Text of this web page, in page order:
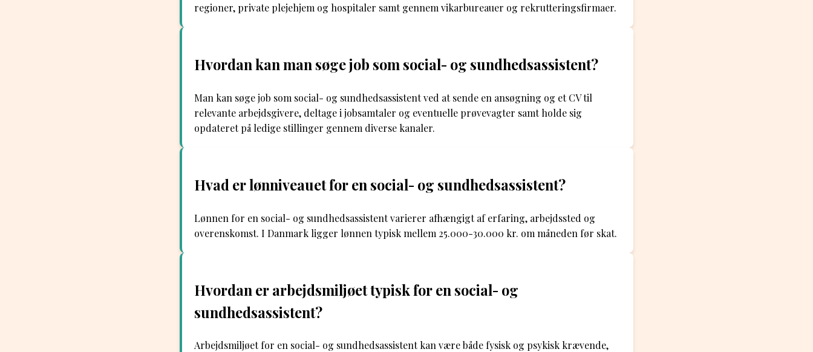
regioner, private plejehjem og hospitaler samt gennem vikarbureauer og rekrutteringsfirmaer.
Hvordan kan man søge job som social- og sundhedsassistent?
Man kan søge job som social- og sundhedsassistent ved at sende en ansøgning og et CV til
relevante arbejdsgivere, deltage i jobsamtaler og eventuelle prøvevagter samt holde sig
opdateret på ledige stillinger gennem diverse kanaler.
Hvad er lønniveauet for en social- og sundhedsassistent?
Lønnen for en social- og sundhedsassistent varierer afhængigt af erfaring, arbejdssted og
overenskomst. I Danmark ligger lønnen typisk mellem 25.000-30.000 kr. om måneden før skat.
Hvordan er arbejdsmiljøet typisk for en social- og
sundhedsassistent?
Arbejdsmiljøet for en social- og sundhedsassistent kan være både fysisk og psykisk krævende,